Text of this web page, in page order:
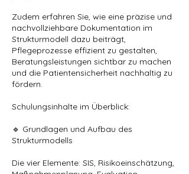
Zudem erfahren Sie, wie eine präzise und
nachvollziehbare Dokumentation im
Strukturmodell dazu beiträgt,
Pflegeprozesse effizient zu gestalten,
Beratungsleistungen sichtbar zu machen
und die Patientensicherheit nachhaltig zu
fördern.
Schulungsinhalte im Überblick:
🔹 Grundlagen und Aufbau des
Strukturmodells
Die vier Elemente: SIS, Risikoeinschätzung,